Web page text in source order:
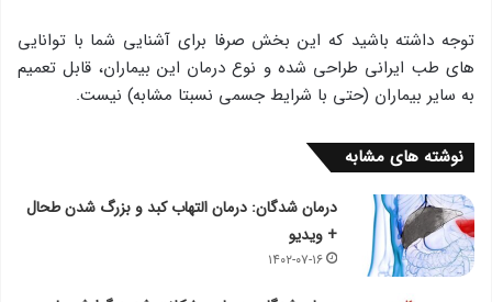
توجه داشته باشید که این بخش صرفا برای آشنایی شما با توانایی
های طب ایرانی طراحی شده و نوع درمان این بیماران، قابل تعمیم
به سایر بیماران (حتی با شرایط جسمی نسبتا مشابه) نیست.
نوشته های مشابه
درمان شدگان: درمان التهاب کبد و بزرگ شدن طحال
+ ویدیو
۱۴۰۲-۰۷-۱۶